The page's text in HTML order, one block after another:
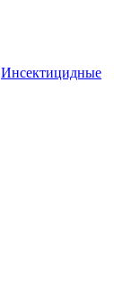
Инсектицидные